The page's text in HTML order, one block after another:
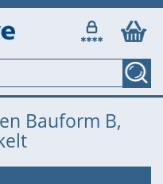
Bauform B,